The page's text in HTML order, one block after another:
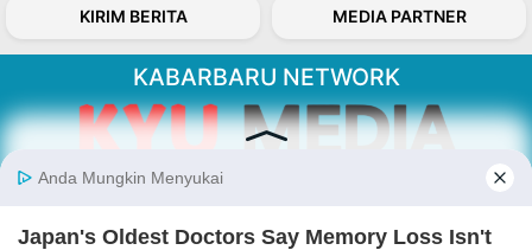
KIRIM BERITA MEDIA PARTNER
KABARBARU NETWORK